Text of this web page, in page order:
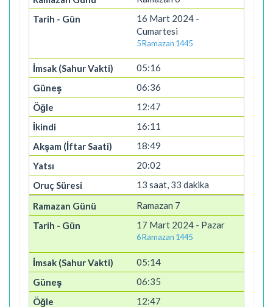
16 Mart 2024 -
Cumartesi
5 Ramazan 1445
05:16
06:36
12:47
16:11
18:49
20:02
13 saat, 33 dakika
Ramazan 7
17 Mart 2024 - Pazar
6 Ramazan 1445
05:14
06:35
12:47